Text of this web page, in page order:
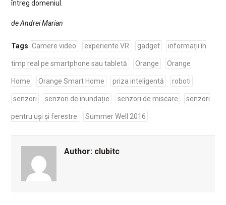
întreg domeniul.
de Andrei Marian
Tags Camere video experiente VR gadget informații în
timp real pe smartphone sau tabletă Orange Orange
Home Orange Smart Home priza inteligentă roboti
senzori senzori de inundație senzori de miscare senzori
pentru uși și ferestre Summer Well 2016
Author: clubitc